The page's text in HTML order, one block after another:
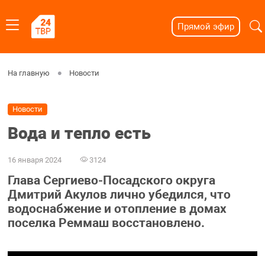
Прямой эфир
На главную Новости
Новости
Вода и тепло есть
16 января 2024 3124
Глава Сергиево-Посадского округа
Дмитрий Акулов лично убедился, что
водоснабжение и отопление в домах
поселка Реммаш восстановлено.